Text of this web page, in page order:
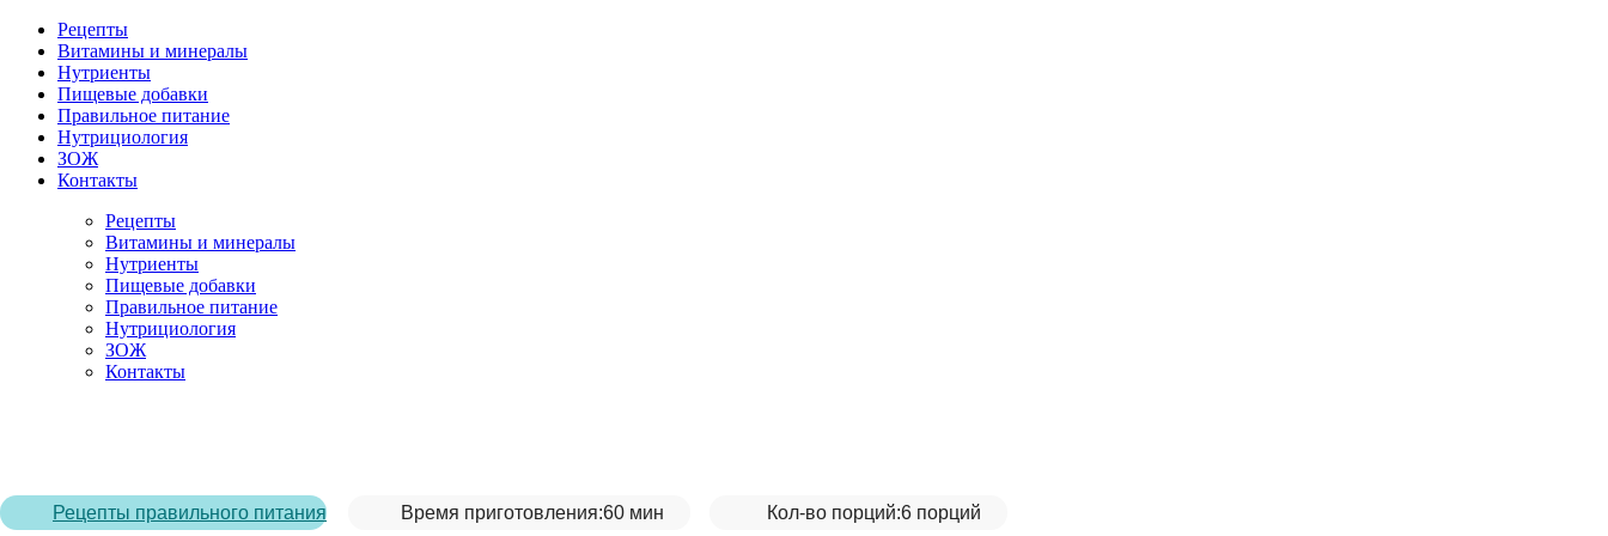
Рецепты
Витамины и минералы
Нутриенты
Пищевые добавки
Правильное питание
Нутрициология
ЗОЖ
Контакты
Рецепты
Витамины и минералы
Нутриенты
Пищевые добавки
Правильное питание
Нутрициология
ЗОЖ
Контакты
Рецепты правильного питания Время приготовления:60 мин Кол-во порций:6 порций